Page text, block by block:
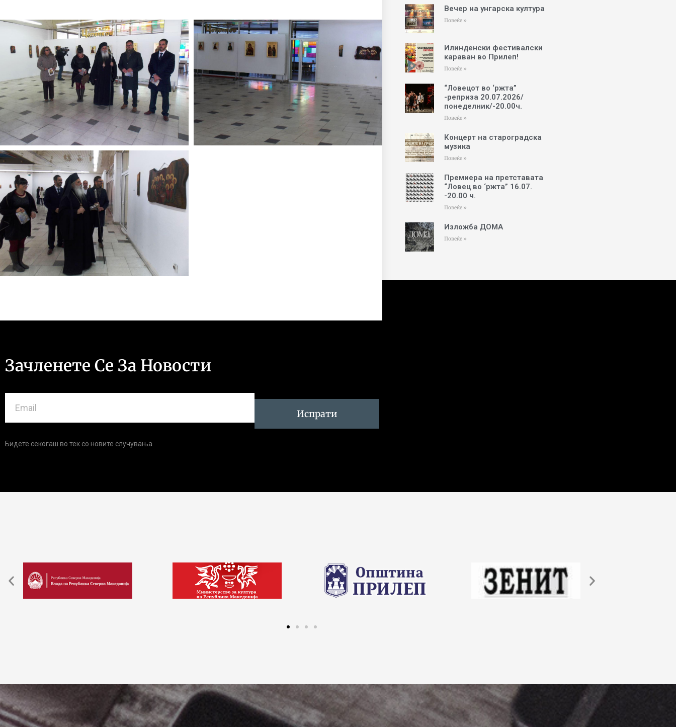
Вечер на унгарска култура
Повеќе »
Илинденски фестивалски
караван во Прилеп!
Повеќе »
“Ловецот во ‘ржта”
-реприза 20.07.2026/
понеделник/-20.00ч.
Повеќе »
Концерт на староградска
музика
Повеќе »
Премиера на претставата
“Ловец во ‘ржта” 16.07.
-20.00 ч.
Повеќе »
Изложба ДОМА
Повеќе »
Зачленете Се За Новости
Испрати
Бидете секогаш во тек со новите случувања